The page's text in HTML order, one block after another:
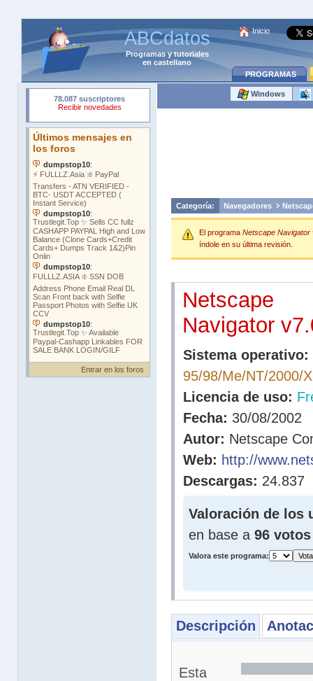
ABCdatos
Programasytutoriales
en castellano
Inicio
PROGRAMAS
Entrar en los foros
Windows
Categoría: Navegadores
El programa Netscape Navigator
índole en su última revisión.
Netscape
Navigator
Sistema operativo:
95/98/Me/NT/2000/
Licencia de uso:
Fecha: 30/08/2002
Autor: Netscape
Web: http://
Descargas: 24.837
Valoración de los
en base a 96 votos
Valora este programa:
Descripción
Esta